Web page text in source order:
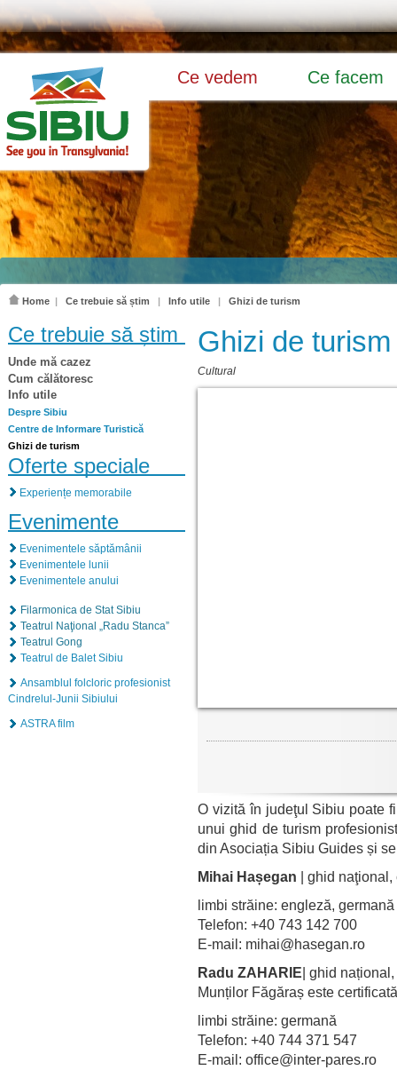
Ce vedem Ce facem
Home | Ce trebuie să știm | Info utile | Ghizi de turism
Ce trebuie să știm
Unde mă cazez
Cum călătoresc
Info utile
Despre Sibiu
Centre de Informare Turistică
Ghizi de turism
Oferte speciale
Experiențe memorabile
Evenimente
Evenimentele săptămânii
Evenimentele lunii
Evenimentele anului
Filarmonica de Stat Sibiu
Teatrul Naţional „Radu Stanca”
Teatrul Gong
Teatrul de Balet Sibiu
Ansamblul folcloric profesionist
Cindrelul-Junii Sibiului
ASTRA film
Ghizi de turism
Cultural
O vizită în judeţul Sibiu poate
unui ghid de turism
din Asociația Sibiu Guides și
Mihai Hașegan | ghid
limbi străine: engleză,
Telefon: +40 743 142 700
E-mail: mihai@hasegan.ro
Radu ZAHARIE| ghid
Munților Făgăraș este
limbi străine: germană
Telefon: +40 744 371 547
E-mail: office@inter-pares.ro